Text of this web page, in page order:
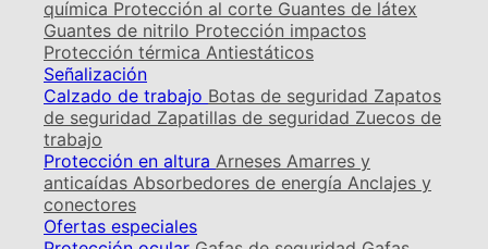
química Protección al corte Guantes de látex
Guantes de nitrilo Protección impactos
Protección térmica Antiestáticos
Señalización
Calzado de trabajo Botas de seguridad Zapatos
de seguridad Zapatillas de seguridad Zuecos de
trabajo
Protección en altura Arneses Amarres y
anticaídas Absorbedores de energía Anclajes y
conectores
Ofertas especiales